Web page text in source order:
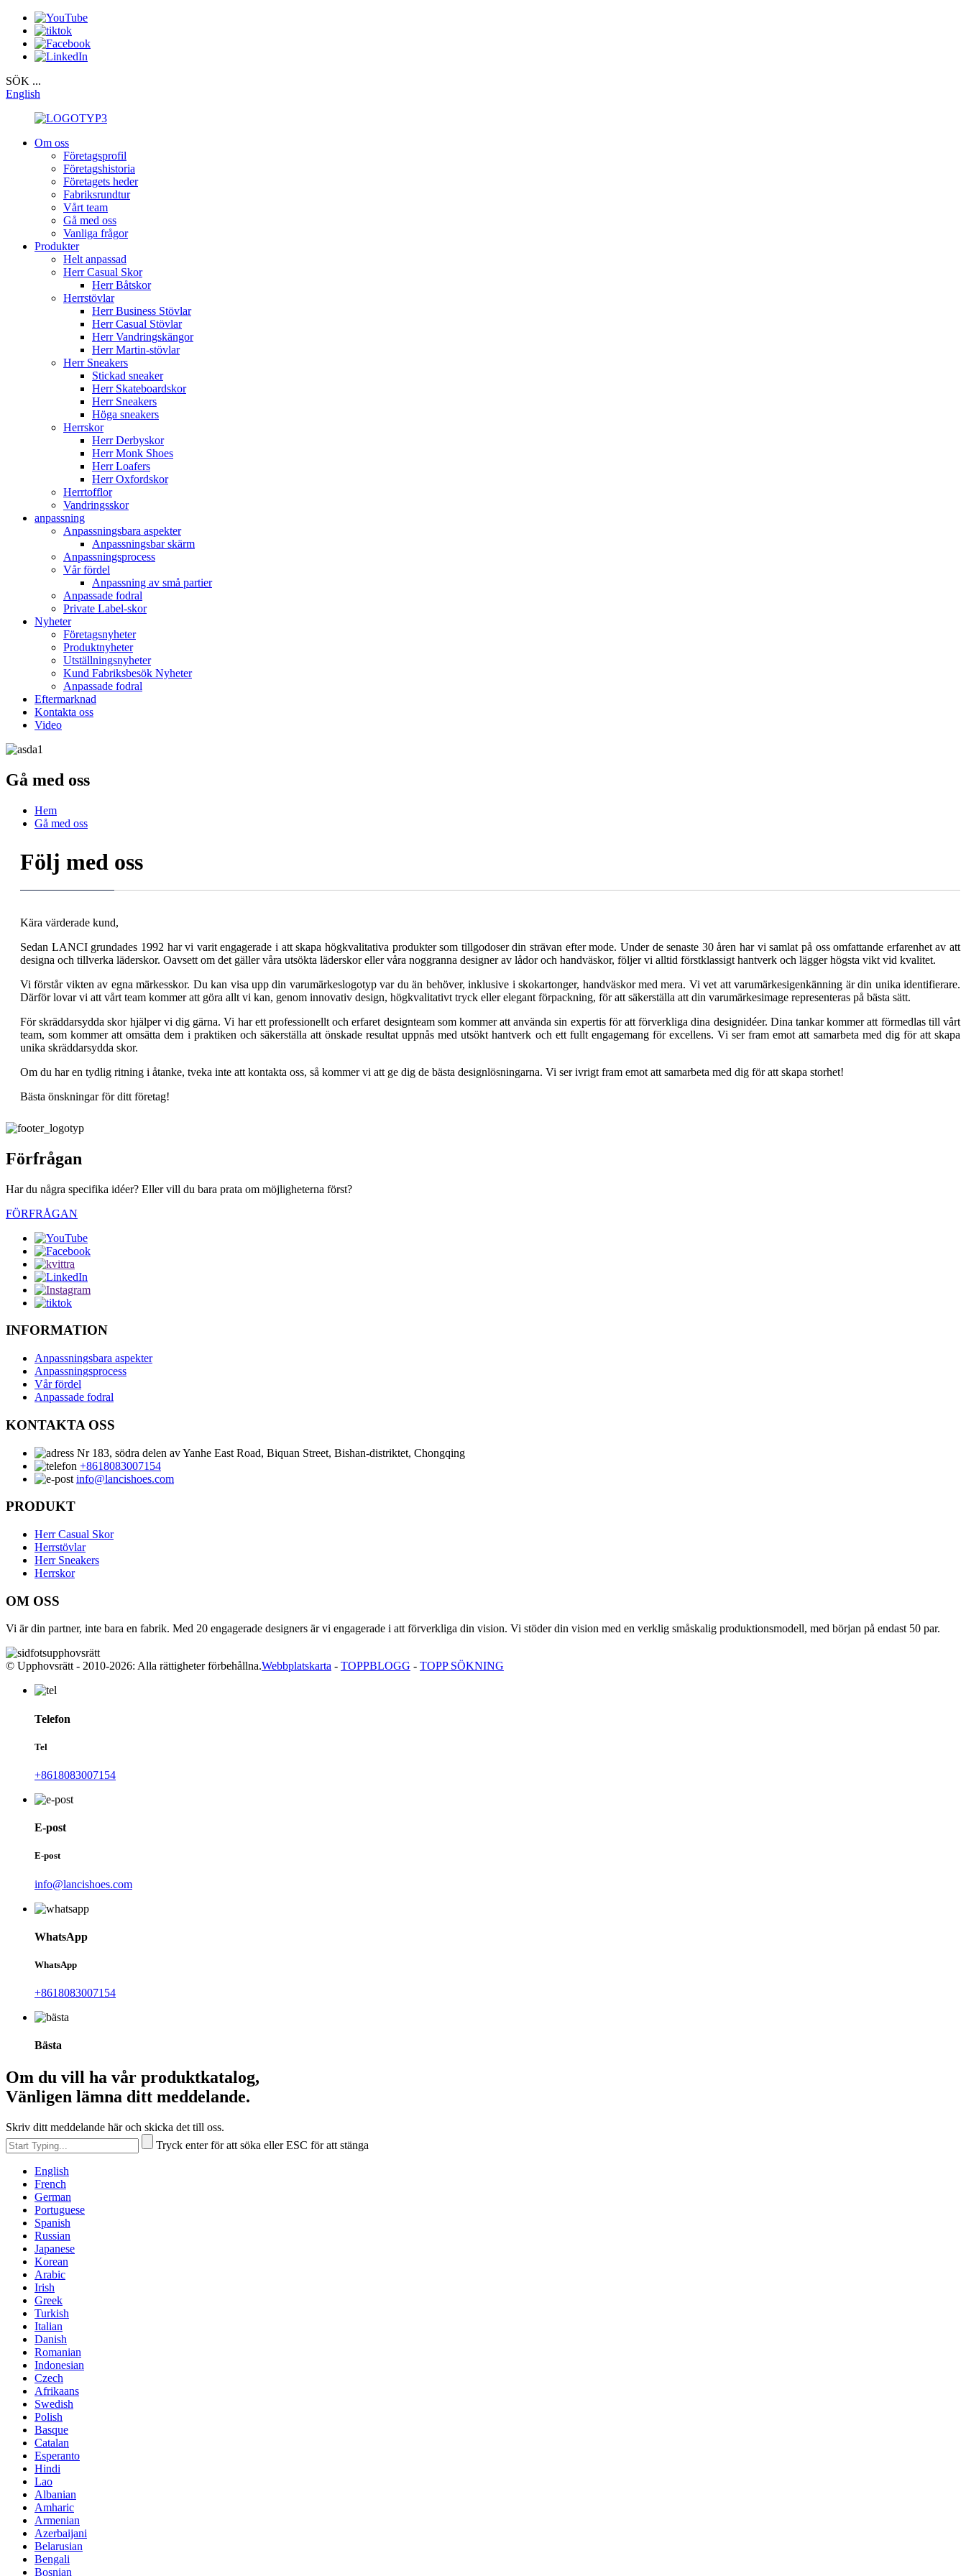
SÖK ...
English
Om oss
Företagsprofil
Företagshistoria
Företagets heder
Fabriksrundtur
Vårt team
Gå med oss
Vanliga frågor
Produkter
Helt anpassad
Herr Casual Skor
Herr Båtskor
Herrstövlar
Herr Business Stövlar
Herr Casual Stövlar
Herr Vandringskängor
Herr Martin-stövlar
Herr Sneakers
Stickad sneaker
Herr Skateboardskor
Herr Sneakers
Höga sneakers
Herrskor
Herr Derbyskor
Herr Monk Shoes
Herr Loafers
Herr Oxfordskor
Herrtofflor
Vandringsskor
anpassning
Anpassningsbara aspekter
Anpassningsbar skärm
Anpassningsprocess
Vår fördel
Anpassning av små partier
Anpassade fodral
Private Label-skor
Nyheter
Företagsnyheter
Produktnyheter
Utställningsnyheter
Kund Fabriksbesök Nyheter
Anpassade fodral
Eftermarknad
Kontakta oss
Video
Gå med oss
Hem
Gå med oss
Följ med oss
Kära värderade kund,
Sedan LANCI grundades 1992 har vi varit engagerade i att skapa högkvalitativa produkter som tillgodoser din strävan efter mode. Under de senaste 30 åren har vi samlat på oss omfattande erfarenhet av att
designa och tillverka läderskor. Oavsett om det gäller våra utsökta läderskor eller våra noggranna designer av lådor och handväskor, följer vi alltid förstklassigt hantverk och lägger högsta vikt vid kvalitet.
Vi förstår vikten av egna märkesskor. Du kan visa upp din varumärkeslogotyp var du än behöver, inklusive i skokartonger, handväskor med mera. Vi vet att varumärkesigenkänning är din unika identifierare.
Därför lovar vi att vårt team kommer att göra allt vi kan, genom innovativ design, högkvalitativt tryck eller elegant förpackning, för att säkerställa att din varumärkesimage representeras på bästa sätt.
För skräddarsydda skor hjälper vi dig gärna. Vi har ett professionellt och erfaret designteam som kommer att använda sin expertis för att förverkliga dina designidéer. Dina tankar kommer att förmedlas till vårt
team, som kommer att omsätta dem i praktiken och säkerställa att önskade resultat uppnås med utsökt hantverk och ett fullt engagemang för excellens. Vi ser fram emot att samarbeta med dig för att skapa
unika skräddarsydda skor.
Om du har en tydlig ritning i åtanke, tveka inte att kontakta oss, så kommer vi att ge dig de bästa designlösningarna. Vi ser ivrigt fram emot att samarbeta med dig för att skapa storhet!
Bästa önskningar för ditt företag!
Förfrågan
Har du några specifika idéer? Eller vill du bara prata om möjligheterna först?
FÖRFRÅGAN
INFORMATION
Anpassningsbara aspekter
Anpassningsprocess
Vår fördel
Anpassade fodral
KONTAKTA OSS
Nr 183, södra delen av Yanhe East Road, Biquan Street, Bishan-distriktet, Chongqing
+8618083007154
info@lancishoes.com
PRODUKT
Herr Casual Skor
Herrstövlar
Herr Sneakers
Herrskor
OM OSS
Vi är din partner, inte bara en fabrik. Med 20 engagerade designers är vi engagerade i att förverkliga din vision. Vi stöder din vision med en verklig småskalig produktionsmodell, med början på endast 50 par.
© Upphovsrätt - 2010-2026: Alla rättigheter förbehållna.Webbplatskarta - TOPPBLOGG - TOPP SÖKNING
Telefon
Tel
+8618083007154
E-post
E-post
info@lancishoes.com
WhatsApp
WhatsApp
+8618083007154
Bästa
Om du vill ha vår produktkatalog,
Vänligen lämna ditt meddelande.
Skriv ditt meddelande här och skicka det till oss.
Tryck enter för att söka eller ESC för att stänga
English
French
German
Portuguese
Spanish
Russian
Japanese
Korean
Arabic
Irish
Greek
Turkish
Italian
Danish
Romanian
Indonesian
Czech
Afrikaans
Swedish
Polish
Basque
Catalan
Esperanto
Hindi
Lao
Albanian
Amharic
Armenian
Azerbaijani
Belarusian
Bengali
Bosnian